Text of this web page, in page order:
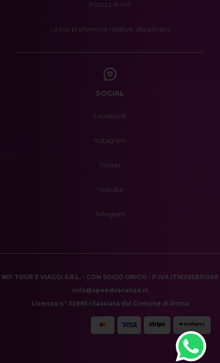
Polizza AI Act
Le tue preferenze relative alla privacy
SOCIAL
Facebook
Instagram
Twitter
Youtube
Telegram
WP TOUR E VIAGGI S.R.L. - CON SOCIO UNICO - P.IVA IT16293851008
info@speedvacanze.it
Licenza n° 32665 rilasciata dal Comune di Roma